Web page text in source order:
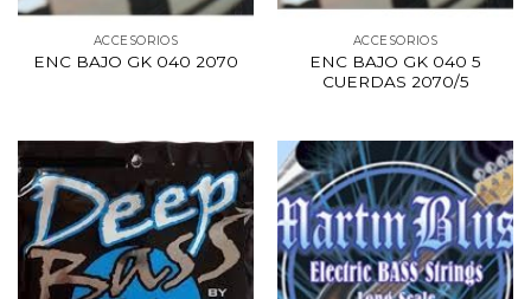
ACCESORIOS
ENC BAJO GK 040 2070
ACCESORIOS
ENC BAJO GK 040 5
CUERDAS 2070/5